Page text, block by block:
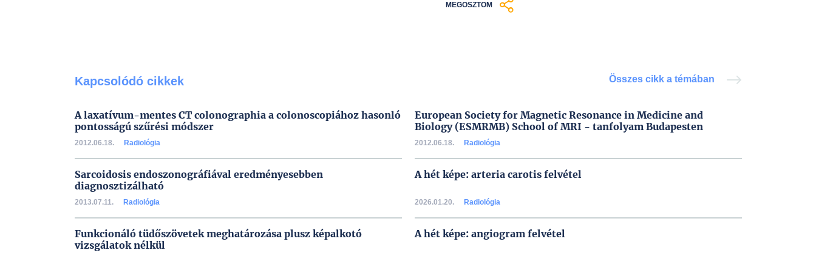
MEGOSZTOM
Kapcsolódó cikkek Összes cikk a témában
A laxatívum-mentes CT colonographia a colonoscopiához hasonló
pontosságú szűrési módszer
2012.06.18. Radiológia
European Society for Magnetic Resonance in Medicine and
Biology (ESMRMB) School of MRI - tanfolyam Budapesten
2012.06.18. Radiológia
Sarcoidosis endoszonográfiával eredményesebben
diagnosztizálható
2013.07.11. Radiológia
A hét képe: arteria carotis felvétel
2026.01.20. Radiológia
Funkcionáló tüdőszövetek meghatározása plusz képalkotó
vizsgálatok nélkül
A hét képe: angiogram felvétel